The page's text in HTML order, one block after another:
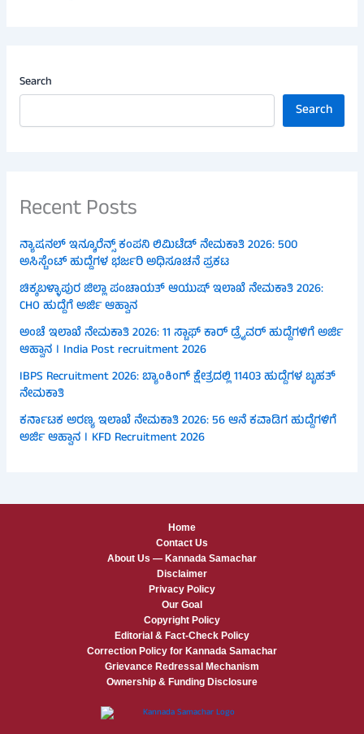
Search
Search
Recent Posts
ನ್ಯಾಷನಲ್ ಇನ್ಶೂರೆನ್ಸ್ ಕಂಪನಿ ಲಿಮಿಟೆಡ್ ನೇಮಕಾತಿ 2026: 500
ಅಸಿಸ್ಟೆಂಟ್ ಹುದ್ದೆಗಳ ಭರ್ಜರಿ ಅಧಿಸೂಚನೆ ಪ್ರಕಟ
ಚಿಕ್ಕಬಳ್ಳಾಪುರ ಜಿಲ್ಲಾ ಪಂಚಾಯತ್ ಆಯುಷ್ ಇಲಾಖೆ ನೇಮಕಾತಿ 2026:
CHO ಹುದ್ದೆಗೆ ಅರ್ಜಿ ಆಹ್ವಾನ
ಅಂಚೆ ಇಲಾಖೆ ನೇಮಕಾತಿ 2026: 11 ಸ್ಟಾಫ್ ಕಾರ್ ಡ್ರೈವರ್ ಹುದ್ದೆಗಳಿಗೆ ಅರ್ಜಿ
ಆಹ್ವಾನ । India Post recruitment 2026
IBPS Recruitment 2026: ಬ್ಯಾಂಕಿಂಗ್ ಕ್ಷೇತ್ರದಲ್ಲಿ 11403 ಹುದ್ದೆಗಳ ಬೃಹತ್
ನೇಮಕಾತಿ
ಕರ್ನಾಟಕ ಅರಣ್ಯ ಇಲಾಖೆ ನೇಮಕಾತಿ 2026: 56 ಆನೆ ಕವಾಡಿಗ ಹುದ್ದೆಗಳಿಗೆ
ಅರ್ಜಿ ಆಹ್ವಾನ । KFD Recruitment 2026
Home
Contact Us
About Us — Kannada Samachar
Disclaimer
Privacy Policy
Our Goal
Copyright Policy
Editorial & Fact-Check Policy
Correction Policy for Kannada Samachar
Grievance Redressal Mechanism
Ownership & Funding Disclosure